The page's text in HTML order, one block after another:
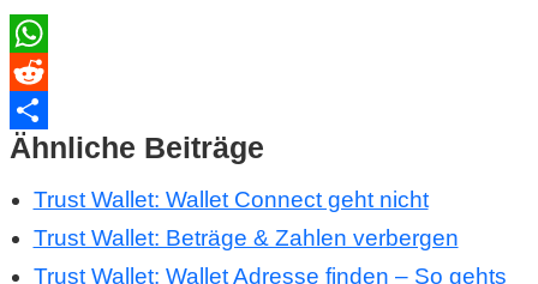
WhatsApp
Reddit
Teilen
Ähnliche Beiträge
Trust Wallet: Wallet Connect geht nicht
Trust Wallet: Beträge & Zahlen verbergen
Trust Wallet: Wallet Adresse finden – So gehts